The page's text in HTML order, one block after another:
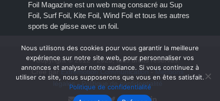
Foil Magazine est un web mag consacré au Sup
Foil, Surf Foil, Kite Foil, Wind Foil et tous les autres
sports de glisse avec un foil.
Copyright © 2012 - 2023, tous droits réservés.
Créé par Extremotion Communication-Mentions
légales
-Politique de confidentialité
Nous utilisons des cookies pour vous garantir la meilleure
expérience sur notre site web, pour personnaliser vos
annonces et analyser notre audiance. Si vous continuez à
utiliser ce site, nous supposerons que vous en êtes satisfait.
Politique de confidentialité